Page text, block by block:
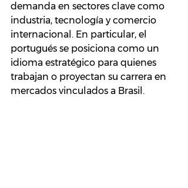
demanda en sectores clave como
industria, tecnología y comercio
internacional. En particular, el
portugués se posiciona como un
idioma estratégico para quienes
trabajan o proyectan su carrera en
mercados vinculados a Brasil.